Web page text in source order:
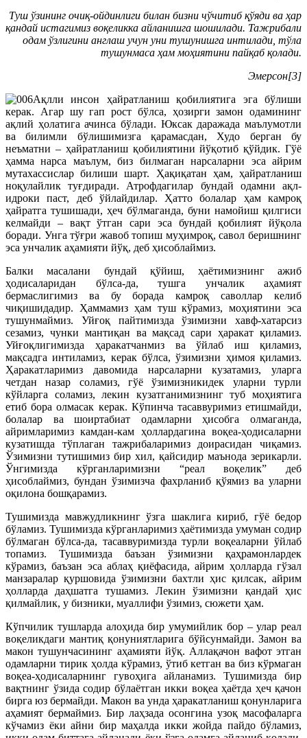
Туш ўзининг очиқ-ойдинлиги билан бизни чўчитиб қўяди ва ҳар
қандай истагимиз воқеликка айланишга шошилади. Тажрибали
одам ўзлигини англаш учун уни тушунишга интилади, тўла
тушунмаса ҳам моҳиятини пайқаб қолади.
Эмерсон[3]
Ақлли инсон ҳайратланиш қобилиятига эга бўлиши
керак. Агар шу гап рост бўлса, ҳозирги замон одамининг
ақлий ҳолатига ачинса бўлади. Юксак даражада маълумотли
ва билимли бўлишимизга қарамасдан, Худо берган бу
неъматни – ҳайратланиш қобилиятини йўқотиб қўйдик. Гўё
ҳамма нарса маълум, биз билмаган нарсаларни эса айрим
мутахассислар билиши шарт. Ҳақиқатан ҳам, ҳайратланиш
ноқулайлик туғдиради. Атрофдагилар бундай одамни ақл-
идроки паст, деб ўйлайдилар. Ҳатто болалар ҳам камроқ
ҳайратга тушишади, ҳеч бўлмаганда, буни намойиш қилгиси
келмайди – вақт ўтган сари эса бундай қобилият йўқола
боради. Унга тўғри жавоб топиш муҳимроқ, савол беришнинг
эса унчалик аҳамияти йўқ, деб ҳисоблаймиз.
Балки масалани бундай қўйиш, ҳаётимизнинг ажиб
ҳодисаларидан бўлса-да, тушга унчалик аҳамият
бермаслигимиз ва бу борада камроқ саволлар келиб
чиқишидадир. Ҳаммамиз ҳам туш кўрамиз, моҳиятини эса
тушунмаймиз. Уйғоқ пайтимизда ўзимизни хавф-хатарсиз
сезамиз, чунки мантиқан ва мақсад сари ҳаракат қиламиз.
Уйғоқлигимизда ҳаракатчанмиз ва ўйлаб иш қиламиз,
мақсадга интиламиз, керак бўлса, ўзимизни ҳимоя қиламиз.
Ҳаракатларимиз давомида нарсаларни кузатамиз, уларга
четдан назар соламиз, гўё ўзимизникидек уларни турли
кўйларга соламиз, лекин кузатганимизнинг туб моҳиятига
етиб бора олмасак керак. Кўпинча тасаввуримиз етишмайди,
болалар ва шоиртабиат одамларни ҳисобга олмаганда,
айримларимиз камдан-кам ҳоллардагина воқеа-ҳодисаларни
кузатишда тўплаган тажрибаларимиз доирасидан чиқамиз.
Ўзимизни тутишимиз бир хил, қайсидир маънода зерикарли.
Ўнгимизда кўрганларимизни “реал воқелик” деб
ҳисоблаймиз, бундан ўзимизча фахрланиб қўямиз ва уларни
оқилона бошқарамиз.
Тушимизда мавжудликнинг ўзга шаклига кириб, гўё бедор
бўламиз. Тушимизда кўрганларимиз ҳаётимизда умуман содир
бўлмаган бўлса-да, тасаввуримизда турли воқеаларни ўйлаб
топамиз. Тушимизда баъзан ўзимизни қаҳрамонлардек
кўрамиз, баъзан эса аблаҳ қиёфасида, айрим ҳолларда гўзал
манзаралар қуршовида ўзимизни бахтли ҳис қилсак, айрим
ҳолларда даҳшатга тушамиз. Лекин ўзимизни қандай ҳис
қилмайлик, у бизники, муаллифи ўзимиз, сюжети ҳам.
Кўпчилик тушларда алоҳида бир умумийлик бор – улар реал
воқеликдаги мантиқ қонуниятларига бўйсунмайди. Замон ва
макон тушунчасининг аҳамияти йўқ. Аллақачон вафот этган
одамларни тирик ҳолда кўрамиз, ўтиб кетган ва биз кўрмаган
воқеа-ҳодисаларнинг гувоҳига айланамиз. Тушимизда бир
вақтнинг ўзида содир бўлаётган икки воқеа ҳаётда ҳеч қачон
бирга юз бермайди. Макон ва унда ҳаракатланиш қонунларига
аҳамият бермаймиз. Бир лаҳзада осонгина узоқ масофаларга
кўчамиз ёки айни бир маҳалда икки жойда пайдо бўламиз,